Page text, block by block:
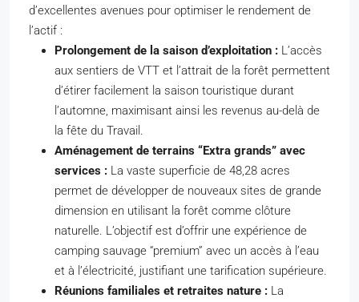
d’excellentes avenues pour optimiser le rendement de
l’actif :
Prolongement de la saison d’exploitation : L’accès
aux sentiers de VTT et l’attrait de la forêt permettent
d’étirer facilement la saison touristique durant
l’automne, maximisant ainsi les revenus au-delà de
la fête du Travail.
Aménagement de terrains “Extra grands” avec
services : La vaste superficie de 48,28 acres
permet de développer de nouveaux sites de grande
dimension en utilisant la forêt comme clôture
naturelle. L’objectif est d’offrir une expérience de
camping sauvage “premium” avec un accès à l’eau
et à l’électricité, justifiant une tarification supérieure.
Réunions familiales et retraites nature : La